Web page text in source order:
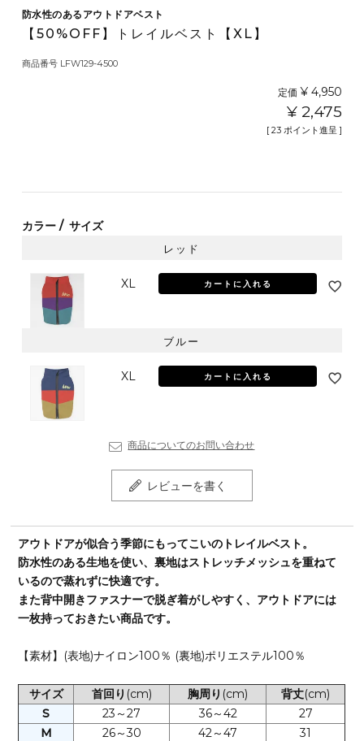
防水性のあるアウトドアベスト
【50%OFF】トレイルベスト【XL】
商品番号 LFW129-4500
定価 ¥ 4,950
¥ 2,475
[ 23 ポイント進呈 ]
カラー サイズ
レッド
XL カートに入れる
ブルー
XL カートに入れる
商品についてのお問い合わせ
レビューを書く
アウトドアが似合う季節にもってこいのトレイルベスト。
防水性のある生地を使い、裏地はストレッチメッシュを重ねて
いるので蒸れずに快適です。
また背中開きファスナーで脱ぎ着がしやすく、アウトドアには
一枚持っておきたい商品です。
【素材】(表地)ナイロン100％ (裏地)ポリエステル100％
サイズ 首回り (cm) 胸周り (cm) 背丈(cm)
S
23～27 36～42
27
M
26～30 42～47
31